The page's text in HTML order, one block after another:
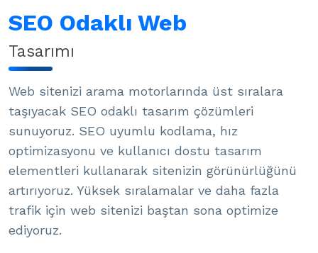
SEO Odaklı Web
Tasarımı
Web sitenizi arama motorlarında üst sıralara
taşıyacak SEO odaklı tasarım çözümleri
sunuyoruz. SEO uyumlu kodlama, hız
optimizasyonu ve kullanıcı dostu tasarım
elementleri kullanarak sitenizin görünürlüğünü
artırıyoruz. Yüksek sıralamalar ve daha fazla
trafik için web sitenizi baştan sona optimize
ediyoruz.